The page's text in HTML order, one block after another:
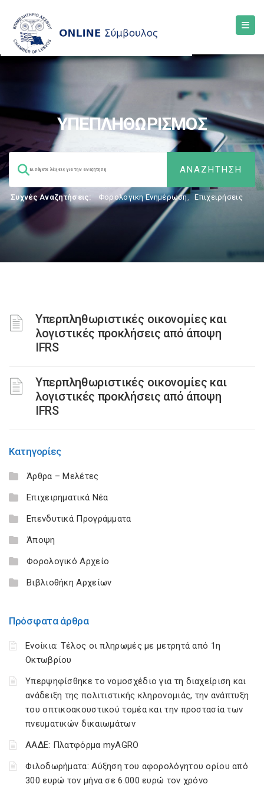
ΥΠΕΠΛΗΘΩΡΙΣΜΟΣ
Συχνές Αναζητήσεις: Φορολογικη Ενημέρωση, Επιχειρήσεις
Υπερπληθωριστικές οικονομίες και
λογιστικές προκλήσεις από άποψη
IFRS
Υπερπληθωριστικές οικονομίες και
λογιστικές προκλήσεις από άποψη
IFRS
Κατηγορίες
Άρθρα – Μελέτες
Επιχειρηματικά Νέα
Επενδυτικά Προγράμματα
Άποψη
Φορολογικό Αρχείο
Βιβλιοθήκη Αρχείων
Πρόσφατα άρθρα
Ενοίκια: Τέλος οι πληρωμές με μετρητά από 1η
Οκτωβρίου
Υπερψηφίσθηκε το νομοσχέδιο για τη διαχείριση και
ανάδειξη της πολιτιστικής κληρονομιάς, την ανάπτυξη
του οπτικοακουστικού τομέα και την προστασία των
πνευματικών δικαιωμάτων
ΑΑΔΕ: Πλατφόρμα myAGRO
Φιλοδωρήματα: Αύξηση του αφορολόγητου ορίου από
300 ευρώ τον μήνα σε 6.000 ευρώ τον χρόνο